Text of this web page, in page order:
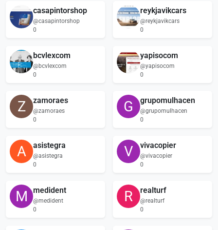
casapintorshop
@casapintorshop
0
reykjavikcars
@reykjavikcars
0
bcvlexcom
@bcvlexcom
0
yapisocom
@yapisocom
0
Z zamoraes
@zamoraes
0
G grupomulhacen
@grupomulhacen
0
A asistegra
@asistegra
0
V vivacopier
@vivacopier
0
M medident
@medident
0
R realturf
@realturf
0